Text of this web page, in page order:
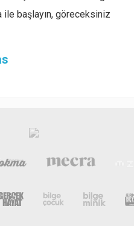
başlayın, göreceksiniz